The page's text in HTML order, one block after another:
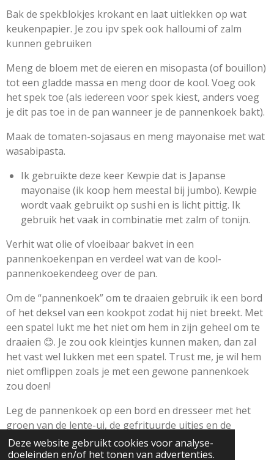
Deze website gebruikt cookies voor analyse-
doeleinden en/of het tonen van advertenties.
Bak de spekblokjes krokant en laat uitlekken op wat
keukenpapier. Je zou ipv spek ook halloumi of zalm
kunnen gebruiken
Meng de bloem met de eieren en misopasta (of bouillon)
tot een gladde massa en meng door de kool. Voeg ook
het spek toe (als iedereen voor spek kiest, anders voeg
je dit pas toe in de pan wanneer je de pannenkoek bakt).
Maak de tomaten-sojasaus en meng mayonaise met wat
wasabipasta.
Ik gebruikte deze keer Kewpie dat is Japanse
mayonaise (ik koop hem meestal bij jumbo). Kewpie
wordt vaak gebruikt op sushi en is licht pittig. Ik
gebruik het vaak in combinatie met zalm of tonijn.
Verhit wat olie of vloeibaar bakvet in een
pannenkoekenpan en verdeel wat van de kool-
pannenkoekendeeg over de pan.
Om de “pannenkoek” om te draaien gebruik ik een bord
of het deksel van een kookpot zodat hij niet breekt. Met
een spatel lukt me het niet om hem in zijn geheel om te
draaien 😊. Je zou ook kleintjes kunnen maken, dan zal
het vast wel lukken met een spatel. Trust me, je wil hem
niet omflippen zoals je met een gewone pannenkoek
zou doen!
Leg de pannenkoek op een bord en dresseer met het
groen van de lente-ui, de gefrituurde uitjes en de
sausjes.